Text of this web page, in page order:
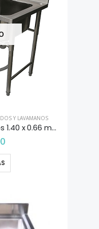
Y LAVAMANOS
Lavafondos 2 depósitos 1.40 x 0.66 mts.